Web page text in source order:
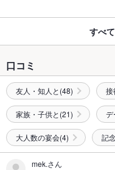
すべ
口コミ
友人・知人と(48) 接
家族・子供と(21) デ
大人数の宴会(4) 記
mek.さん